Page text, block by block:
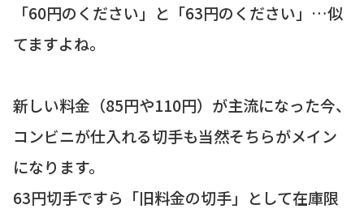
「60円のください」と「63円のください」…似
てますよね。
新しい料金（85円や110円）が主流になった今、
コンビニが仕入れる切手も当然そちらがメイン
になります。
63円切手ですら「旧料金の切手」として在庫限